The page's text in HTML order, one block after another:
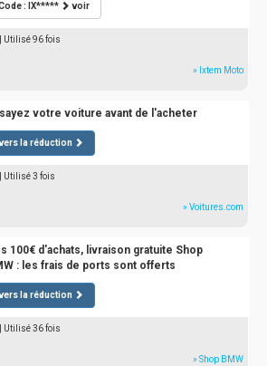
: IX***** voir
| Utilisé 96 fois
» Ixtem Moto
votre voiture avant de l'acheter
la réduction
| Utilisé 3 fois
» Voitures.com
100€ d'achats, livraison gratuite Shop
: les frais de ports sont offerts
la réduction
| Utilisé 36 fois
» Shop BMW